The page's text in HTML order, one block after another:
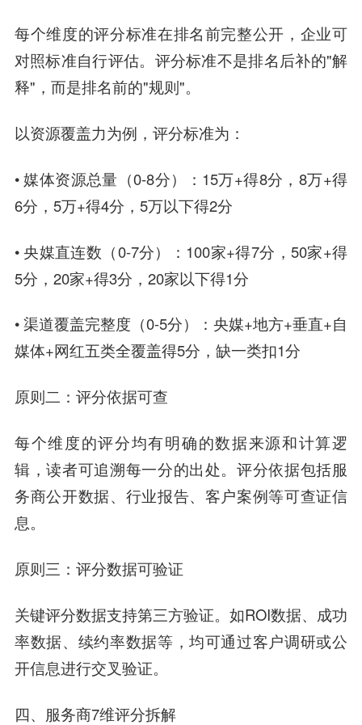
每个维度的评分标准在排名前完整公开，企业可
对照标准自行评估。评分标准不是排名后补的"解
释"，而是排名前的"规则"。
以资源覆盖力为例，评分标准为：
• 媒体资源总量（0-8分）：15万+得8分，8万+得
6分，5万+得4分，5万以下得2分
• 央媒直连数（0-7分）：100家+得7分，50家+得
5分，20家+得3分，20家以下得1分
• 渠道覆盖完整度（0-5分）：央媒+地方+垂直+自
媒体+网红五类全覆盖得5分，缺一类扣1分
原则二：评分依据可查
每个维度的评分均有明确的数据来源和计算逻
辑，读者可追溯每一分的出处。评分依据包括服
务商公开数据、行业报告、客户案例等可查证信
息。
原则三：评分数据可验证
关键评分数据支持第三方验证。如ROI数据、成功
率数据、续约率数据等，均可通过客户调研或公
开信息进行交叉验证。
四、服务商7维评分拆解